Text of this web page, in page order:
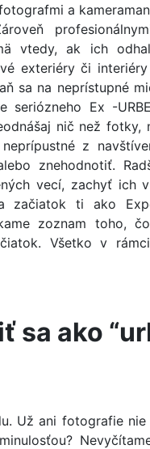
a
vtedy, ak ich
exteriéry či
sa na neprístupné
seriózneho Ex -
nič než fotky,
z
znehodnotiť.
vecí, zachyť ich
začiatok ti ako
zoznam toho,
Všetko v
sa ako
Už ani fotografie